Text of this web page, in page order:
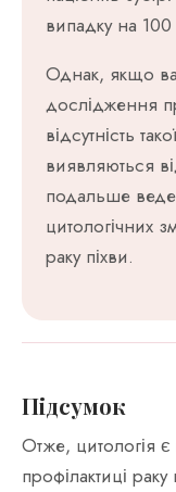
випадку на
Однак, якщо
дослідження
відсутність
виявляються
подальше
цитологічних
раку піхви.
Підсумок
Отже, цитологія
профілактиці